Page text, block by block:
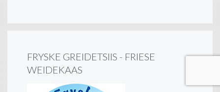
FRYSKE GREIDETSIIS - FRIESE
WEIDEKAAS